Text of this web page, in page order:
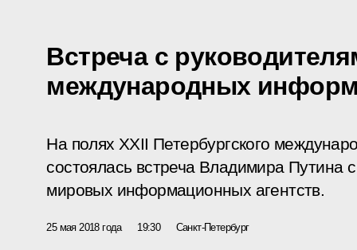
Встреча с
международных
На полях XXII Петербургского
состоялась встреча Владимира Путина
мировых информационных агентств.
25 мая 2018 года 19:30 Санкт-Петербург